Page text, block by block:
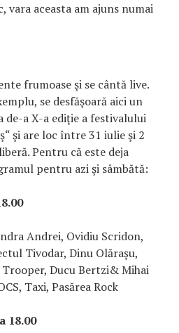
vara aceasta am ajuns numai
frumoase şi se cântă live.
se desfăşoară aici un
de-a X-a ediţie a festivalului
şi are loc între 31 iulie şi 2
Pentru că este deja
pentru azi şi sâmbătă:
Andrei, Ovidiu Scridon,
Tivodar, Dinu Olărașu,
Trooper, Ducu Bertzi& Mihai
Taxi, Pasărea Rock
18.00